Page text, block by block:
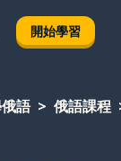
開始學習
語 俄語課程